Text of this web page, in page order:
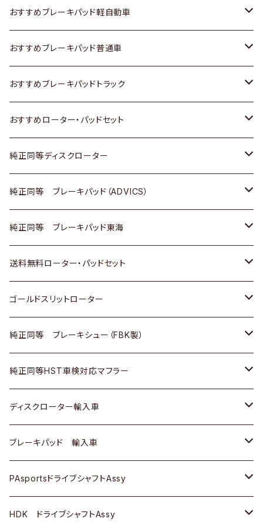
スズキ
日産
いすゞ
ダイハツ
マツダ
三菱
スバル
日野
三菱ふそう
ＢＭＷ
ホンダ
スズキ
日産
いすゞ
ダイハツ
マツダ
三菱
日野
三菱ふそう
トヨタ
スズキ
日産
いすゞ
ダイハツ
三菱
日野
三菱ふそう
その他
おすすめブレーキパッド軽自動車
トヨタ
ホンダ
スズキ
日産
ダイハツ
マツダ
三菱
スバル
おすすめブレーキパッド普通車
トヨタ
ホンダ
スズキ
日産
いすゞ
ダイハツ
マツダ
三菱
スバル
おすすめブレーキパッドトラック
トヨタ
日産
いすゞ
ダイハツ
マツダ
三菱
おすすめローター・パッドセット
トヨタ
ホンダ
スズキ
日産
ダイハツ
マツダ
三菱
スバル
純正同等ディスクローター
トヨタ
ホンダ
スズキ
日産
いすゞ
ダイハツ
マツダ
三菱
スバル
ＢＥＮＺ
純正同等 ブレーキパッド（ADVICS）
トヨタ
ホンダ
スズキ
日産
ダイハツ
マツダ
三菱
スバル
純正同等 ブレーキパッド東海
トヨタ
ホンダ
日産
いすゞ
ダイハツ
マツダ
三菱
スバル
送料無料ローター・パッドセット
トヨタ
ホンダ
スズキ
日産
ダイハツ
マツダ
三菱
ゴールドスリットローター
トヨタ
ホンダ
スズキ
日産
ダイハツ
マツダ
純正同等 ブレーキシュー（FBK製）
ホンダ
スズキ
日産
ダイハツ
マツダ
純正同等HST車検対応マフラー
トヨタ
ホンダ
スズキ
日産
ディスクローター輸入車
ＡＵＤＩ
ＢＥＮＺ
ＢＭＷ
ブレーキパッド 輸入車
ＢＥＮＺ
ＢＭＷ
PAsportsドライブシャフトAssy
トヨタ
HDK ドライブシャフトAssy